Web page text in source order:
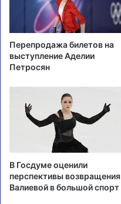
Перепродажа билетов на
выступление Аделии
Петросян
В Госдуме оценили
перспективы возвращения
Валиевой в большой спорт